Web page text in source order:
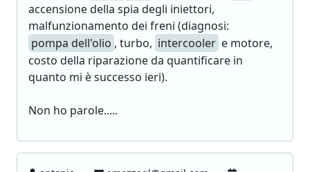
accensione della spia degli iniettori,
malfunzionamento dei freni (diagnosi:
pompa dell'olio , turbo, intercooler e motore,
costo della riparazione da quantificare in
quanto mi è successo ieri).
Non ho parole.....